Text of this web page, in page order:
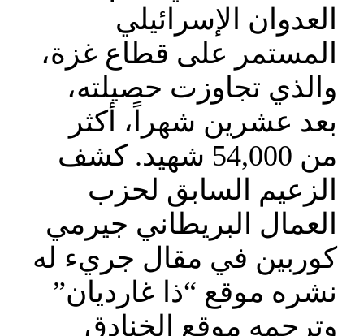
العدوان الإسرائيلي
المستمر على قطاع غزة،
والذي تجاوزت حصيلته،
بعد عشرين شهراً، أكثر
من 54,000 شهيد. كشف
الزعيم السابق لحزب
العمال البريطاني جيرمي
كوربين في مقال جريء له
نشره موقع “ذا غارديان”
وترجمه موقع الخنادق